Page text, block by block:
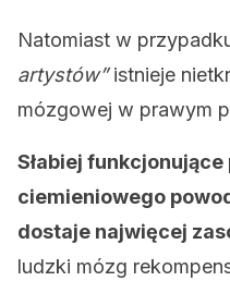
Natomiast w
artystów”istnieje
mózgowej w prawym
Słabiej funkcjonujące
ciemieniowego
dostaje najwięcej
ludzki mózg